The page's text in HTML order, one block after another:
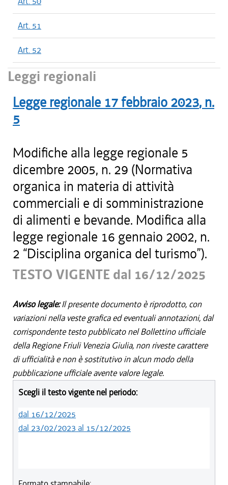
Art. 51
Art. 52
Leggi regionali
Legge regionale 17 febbraio 2023, n.
5
Modifiche alla legge regionale 5
dicembre 2005, n. 29 (Normativa
organica in materia di attività
commerciali e di somministrazione
di alimenti e bevande. Modifica alla
legge regionale 16 gennaio 2002, n.
2 “Disciplina organica del turismo”).
TESTO VIGENTE dal 16/12/2025
Avviso legale:Il presente documento è riprodotto, con
variazioni nella veste grafica ed eventuali annotazioni, dal
corrispondente testo pubblicato nel Bollettino ufficiale
della Regione Friuli Venezia Giulia, non riveste carattere
di ufficialità e non è sostitutivo in alcun modo della
pubblicazione ufficiale avente valore legale.
Scegli il testo vigente nel periodo:
dal 16/12/2025
dal 23/02/2023 al 15/12/2025